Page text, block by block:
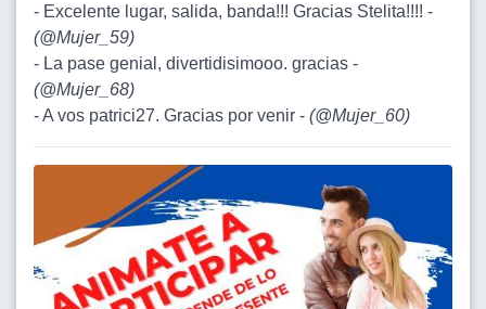
- Excelente lugar, salida, banda!!! Gracias Stelita!!!! -
(@Mujer_59)
- La pase genial, divertidisimooo. gracias -
(@Mujer_68)
- A vos patrici27. Gracias por venir - (@Mujer_60)